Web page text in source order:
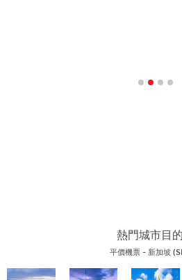
熱門城市目
平價機票 - 新加坡